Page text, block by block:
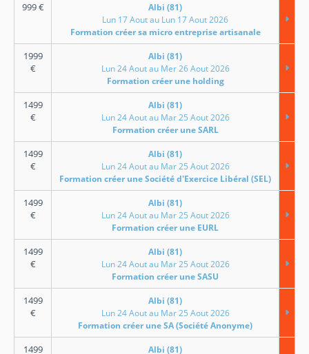
999€
Albi (81)
Lun 17 Aout au Lun 17 Aout 2026
Formation créer sa micro entreprise artisanale
1999
€
Albi (81)
Lun 24 Aout au Mer 26 Aout 2026
Formation créer une holding
1499
€
Albi (81)
Lun 24 Aout au Mar 25 Aout 2026
Formation créer une SARL
1499
€
Albi (81)
Lun 24 Aout au Mar 25 Aout 2026
Formation créer une Société d'Exercice Libéral (SEL)
1499
€
Albi (81)
Lun 24 Aout au Mar 25 Aout 2026
Formation créer une EURL
1499
€
Albi (81)
Lun 24 Aout au Mar 25 Aout 2026
Formation créer une SASU
1499
€
Albi (81)
Lun 24 Aout au Mar 25 Aout 2026
Formation créer une SA (Société Anonyme)
1499 Albi (81)